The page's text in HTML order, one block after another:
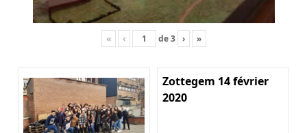
« ‹ de3 › »
Zottegem 14 février
2020